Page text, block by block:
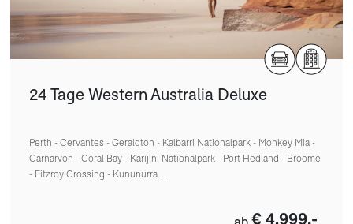
24 Tage Western Australia Deluxe
Perth - Cervantes - Geraldton - Kalbarri Nationalpark - Monkey Mia -
Carnarvon - Coral Bay - Karijini Nationalpark - Port Hedland - Broome
- Fitzroy Crossing - Kununurra ...
€ 4.999,-